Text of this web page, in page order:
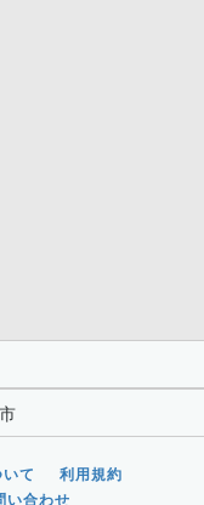
て
利用規約
い合わせ